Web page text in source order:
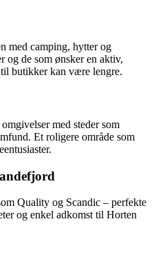
med camping, hytter og
og de som ønsker en aktiv,
butikker kan være lengre.
med steder som
Et roligere område som
Quality og Scandic – perfekte
og enkel adkomst til Horten